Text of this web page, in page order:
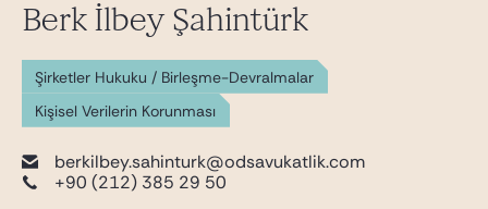
Berk İlbey Şahintürk
Şirketler Hukuku / Birleşme-Devralmalar
Kişisel Verilerin Korunması
berkilbey.sahinturk@odsavukatlik.com
+90 (212) 385 29 50